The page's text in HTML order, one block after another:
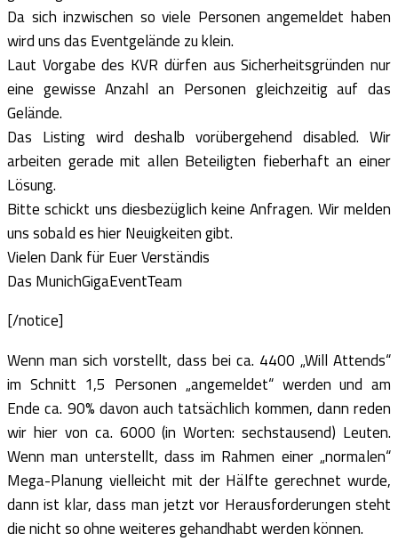
Da sich inzwischen so viele Personen angemeldet haben
wird uns das Eventgelände zu klein.
Laut Vorgabe des KVR dürfen aus Sicherheitsgründen nur
eine gewisse Anzahl an Personen gleichzeitig auf das
Gelände.
Das Listing wird deshalb vorübergehend disabled. Wir
arbeiten gerade mit allen Beteiligten fieberhaft an einer
Lösung.
Bitte schickt uns diesbezüglich keine Anfragen. Wir melden
uns sobald es hier Neuigkeiten gibt.
Vielen Dank für Euer Verständis
Das MunichGigaEventTeam
[/notice]
Wenn man sich vorstellt, dass bei ca. 4400 „Will Attends“
im Schnitt 1,5 Personen „angemeldet“ werden und am
Ende ca. 90% davon auch tatsächlich kommen, dann reden
wir hier von ca. 6000 (in Worten: sechstausend) Leuten.
Wenn man unterstellt, dass im Rahmen einer „normalen“
Mega-Planung vielleicht mit der Hälfte gerechnet wurde,
dann ist klar, dass man jetzt vor Herausforderungen steht
die nicht so ohne weiteres gehandhabt werden können.